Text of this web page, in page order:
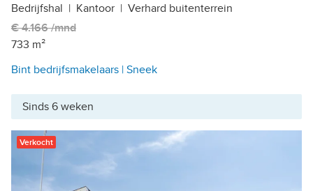
Bedrijfshal | Kantoor | Verhard buitenterrein
€ 4.166 /mnd
733 m²
Bint bedrijfsmakelaars | Sneek
Sinds 6 weken
Verkocht